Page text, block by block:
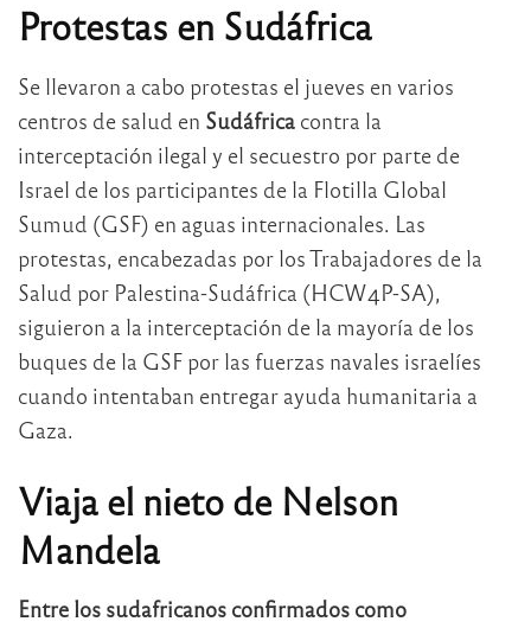
Protestas en Sudáfrica
Se llevaron a cabo protestas el jueves en varios
centros de salud en Sudáfrica contra la
interceptación ilegal y el secuestro por parte de
Israel de los participantes de la Flotilla Global
Sumud (GSF) en aguas internacionales. Las
protestas, encabezadas por los Trabajadores de la
Salud por Palestina-Sudáfrica (HCW4P-SA),
siguieron a la interceptación de la mayoría de los
buques de la GSF por las fuerzas navales israelíes
cuando intentaban entregar ayuda humanitaria a
Gaza.
Viaja el nieto de Nelson
Mandela
Entre los sudafricanos confirmados como